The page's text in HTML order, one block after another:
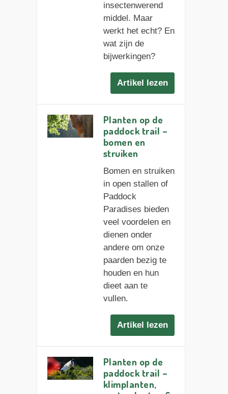
insectenwerend
middel. Maar
werkt het echt? En
wat zijn de
bijwerkingen?
Artikel lezen
Planten op de
paddock trail –
bomen en
struiken
Bomen en struiken
in open stallen of
Paddock
Paradises bieden
veel voordelen en
dienen onder
andere om onze
paarden bezig te
houden en hun
dieet aan te
vullen.
Artikel lezen
Planten op de
paddock trail –
klimplanten,